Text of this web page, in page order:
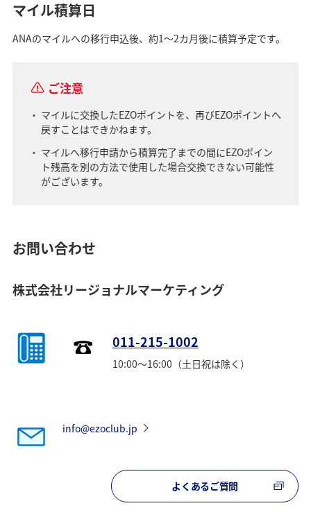
マイル積算日
ANAのマイルへの移行申込後、約1～2カ月後に積算予定です。
ご注意
マイルに交換したEZOポイントを、再びEZOポイントへ
戻すことはできかねます。
マイルへ移行申請から積算完了までの間にEZOポイン
ト残高を別の方法で使用した場合交換できない可能性
がございます。
お問い合わせ
株式会社リージョナルマーケティング
011-215-1002
10:00～16:00（土日祝は除く）
info@ezoclub.jp
よくあるご質問